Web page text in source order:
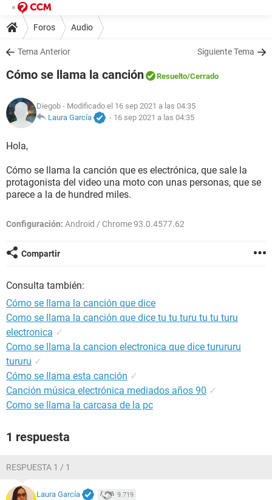
Foros Audio
Tema Anterior Siguiente Tema
Cómo se llama la canción Resuelto/Cerrado
Diegob - Modificado el 16 sep 2021 a las 04:35
Laura García
- 16 sep 2021 a las 04:35
Hola,
Cómo se llama la canción que es electrónica, que sale la
protagonista del video una moto con unas personas, que se
parece a la de hundred miles.
Configuración: Android / Chrome 93.0.4577.62
Compartir
Consulta también:
Cómo se llama la canción que dice
Como se llama la canción que dice tu tu turu tu tu turu
electronica ✓
Como se llama la cancion electronica que dice turururu
tururu ✓
Cómo se llama esta canción ✓
Canción música electrónica mediados años 90 ✓
Como se llama la carcasa de la pc
1 respuesta
RESPUESTA 1 / 1
Laura García 9.719